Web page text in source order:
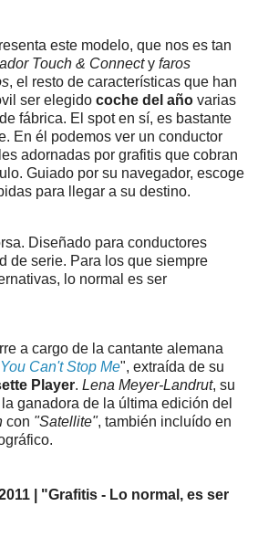
este modelo, que nos es tan
Touch & Connecty faros
, el resto de características que han
ser elegido coche del año varias
fábrica. El spot en sí, es bastante
En él podemos ver un conductor
adornadas por grafitis que cobran
Guiado por su navegador, escoge
para llegar a su destino.
Diseñado para conductores
de serie. Para los que siempre
lo normal es ser
a cargo de la cantante alemana
You Can't Stop Me", extraída de su
Player. Lena Meyer-Landrut, su
ganadora de la última edición del
con "Satellite", también incluído en
| "Grafitis - Lo normal, es ser